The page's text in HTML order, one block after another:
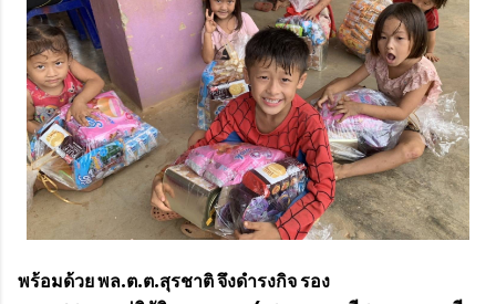
พร้อมด้วย พล.ต.ต.สุรชาติ จึงดำรงกิจ รอง